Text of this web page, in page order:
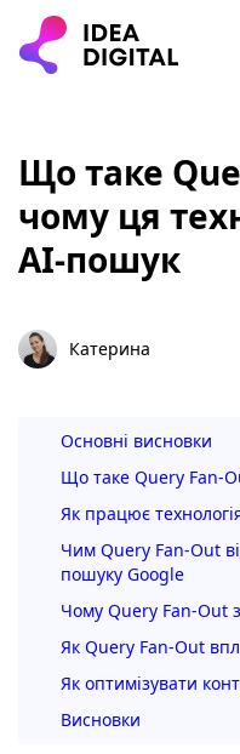
Що таке
чому ця
AI-пошук
Катерина
Основні висновки
Що таке Query Fan-
Як працює
Чим Query Fan-Out
пошуку Google
Чому Query Fan-Out
Як Query Fan-Out
Як оптимізувати
Висновки